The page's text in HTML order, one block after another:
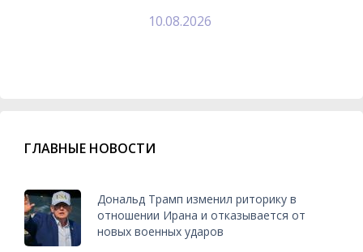
10.08.2026
ГЛАВНЫЕ НОВОСТИ
Дональд Трамп изменил риторику в
отношении Ирана и отказывается от
новых военных ударов